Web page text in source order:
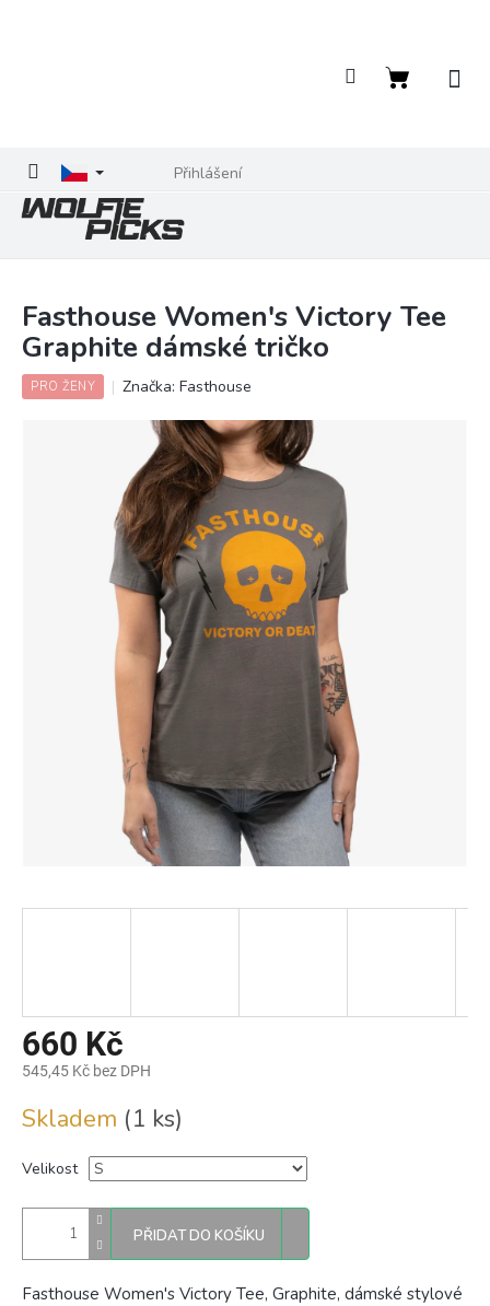
Přihlášení
Nákupní
Fasthouse Women's Victory Tee
Graphite dámské tričko
PRO ŽENY Značka: Fasthouse
660 Kč
545,45 Kč bez DPH
cena:
Skladem (1 ks)
Velikost
PŘIDAT DO KOŠÍKU
Fasthouse Women's Victory Tee, Graphite, dámské stylové